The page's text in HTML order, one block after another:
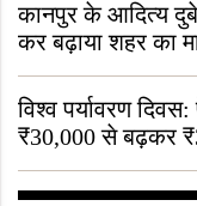
कानपुर के आदित्य
कर बढ़ाया शहर का
विश्व पर्यावरण
₹30,000 से बढ़कर